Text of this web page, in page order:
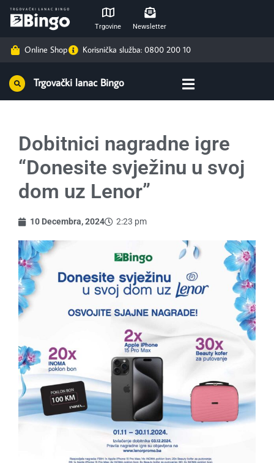
Trgovine Newsletter
Online Shop Korisnička služba: 0800 200 10
Trgovački lanac Bingo
Dobitnici nagradne igre
“Donesite svježinu u svoj
dom uz Lenor”
10 Decembra, 2024 2:23 pm